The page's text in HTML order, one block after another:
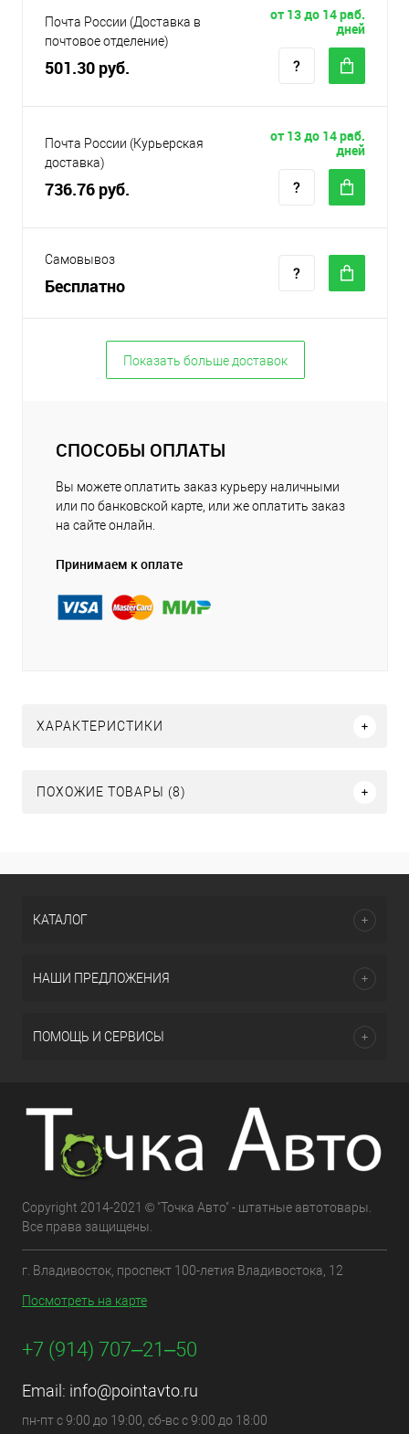
Почта России (Доставка в
почтовое отделение)
501.30 руб.
от 13 до 14 раб.
дней
Почта России (Курьерская
доставка)
736.76 руб.
от 13 до 14 раб.
дней
Самовывоз
Бесплатно
Показать больше доставок
СПОСОБЫ ОПЛАТЫ
Вы можете оплатить заказ курьеру наличными
или по банковской карте, или же оплатить заказ
на сайте онлайн.
Принимаем к оплате
ХАРАКТЕРИСТИКИ
ПОХОЖИЕ ТОВАРЫ (8)
КАТАЛОГ
НАШИ ПРЕДЛОЖЕНИЯ
ПОМОЩЬ И СЕРВИСЫ
Copyright 2014-2021 © "Точка Авто" - штатные автотовары.
Все права защищены.
г. Владивосток, проспект 100-летия Владивостока, 12
Посмотреть на карте
+7 (914) 707‒21‒50
Email: info@pointavto.ru
пн-пт с 9:00 до 19:00, сб-вс с 9:00 до 18:00